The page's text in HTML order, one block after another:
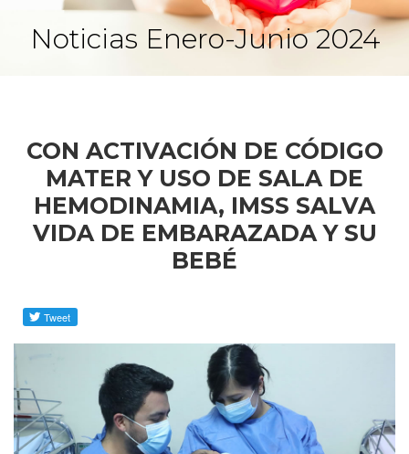
Noticias Enero-Junio 2024
CON ACTIVACIÓN DE CÓDIGO
MATER Y USO DE SALA DE
HEMODINAMIA, IMSS SALVA
VIDA DE EMBARAZADA Y SU
BEBÉ